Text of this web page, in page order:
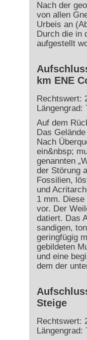
Nach der
von allen
Urbeis an
Durch die in
aufgestellt
km ENE
Rechtswert:
Längengrad:
Auf dem
Das
Nach
ein&nbsp;
genannten
der Störung
Fossilien,
und
1 mm.
vor. Der
datiert. Das
sandigen,
geringfügig
gebildeten
und eine
dem der
Steige
Rechtswert:
Längengrad: